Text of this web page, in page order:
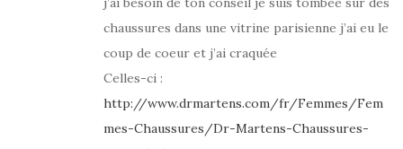
chaussures dans une vitrine parisienne j’ai eu le
coup de coeur et j’ai craquée
Celles-ci :
http://www.drmartens.com/fr/Femmes/Fem
mes-Chaussures/Dr-Martens-Chaussures-